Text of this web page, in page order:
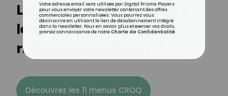
Lentilles ou pois chiche :
lesquels sont les plus
riches en protéines ?
Découvrez les 11 menus CROQ
Votre adresse email sera utilisée par Digital Prisma Players
pour vous envoyer votre newsletter contenant des offres
commerciales personnalisées. Vous pourrez vous
désinscrire en utilisant le lien de désabonnement intégré
dans la newsletter. Pour en savoir plus et exercer vos droits,
prenez connaissance de notre Charte de Confidentialité.